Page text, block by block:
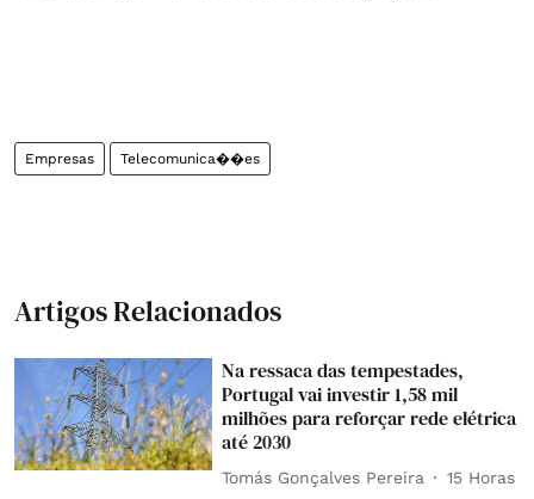
Empresas Telecomunica��es
Artigos Relacionados
Na ressaca das tempestades,
Portugal vai investir 1,58 mil
milhões para reforçar rede elétrica
até 2030
Tomás Gonçalves Pereira 15 Horas